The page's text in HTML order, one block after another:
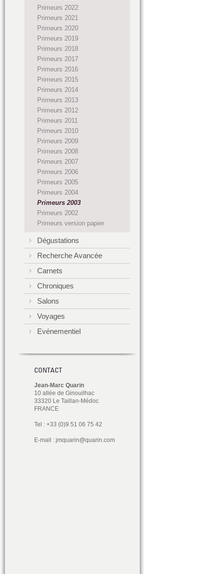
Primeurs 2022
Primeurs 2021
Primeurs 2020
Primeurs 2019
Primeurs 2018
Primeurs 2017
Primeurs 2016
Primeurs 2015
Primeurs 2014
Primeurs 2013
Primeurs 2012
Primeurs 2011
Primeurs 2010
Primeurs 2009
Primeurs 2008
Primeurs 2007
Primeurs 2006
Primeurs 2005
Primeurs 2004
Primeurs 2003
Primeurs 2002
Primeurs version papier
Dégustations
Recherche Avancée
Carnets
Chroniques
Salons
Voyages
Evénementiel
CONTACT
Jean-Marc Quarin
10 allée de Ginouilhac
33320 Le Taillan-Médoc
FRANCE
Tel : +33 (0)9 51 06 75 42
E-mail : jmquarin@quarin.com